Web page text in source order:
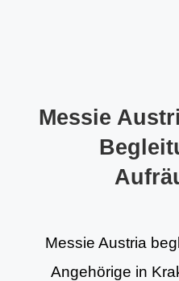
Messie
Messie Austria
Angehörige in